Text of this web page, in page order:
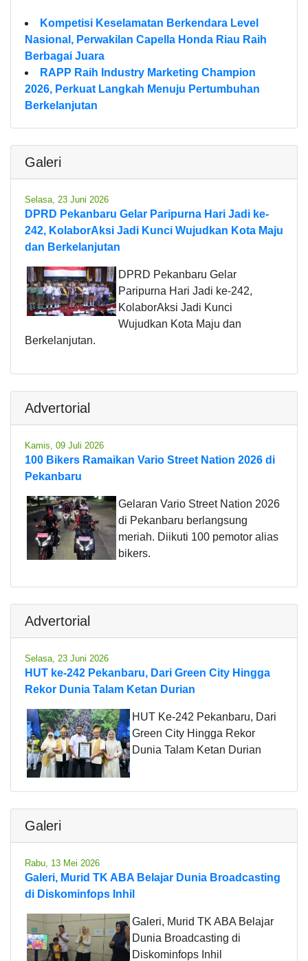
Kompetisi Keselamatan Berkendara Level
Nasional, Perwakilan Capella Honda Riau Raih
Berbagai Juara
RAPP Raih Industry Marketing Champion
2026, Perkuat Langkah Menuju Pertumbuhan
Berkelanjutan
Galeri
Selasa, 23 Juni 2026
DPRD Pekanbaru Gelar Paripurna Hari Jadi ke-
242, KolaborAksi Jadi Kunci Wujudkan Kota Maju
dan Berkelanjutan
DPRD Pekanbaru Gelar
Paripurna Hari Jadi ke-242,
KolaborAksi Jadi Kunci
Wujudkan Kota Maju dan
Berkelanjutan.
Advertorial
Kamis, 09 Juli 2026
100 Bikers Ramaikan Vario Street Nation 2026 di
Pekanbaru
Gelaran Vario Street Nation 2026
di Pekanbaru berlangsung
meriah. Diikuti 100 pemotor alias
bikers.
Advertorial
Selasa, 23 Juni 2026
HUT ke-242 Pekanbaru, Dari Green City Hingga
Rekor Dunia Talam Ketan Durian
HUT Ke-242 Pekanbaru, Dari
Green City Hingga Rekor
Dunia Talam Ketan Durian
Galeri
Rabu, 13 Mei 2026
Galeri, Murid TK ABA Belajar Dunia Broadcasting
di Diskominfops Inhil
Galeri, Murid TK ABA Belajar
Dunia Broadcasting di
Diskominfops Inhil